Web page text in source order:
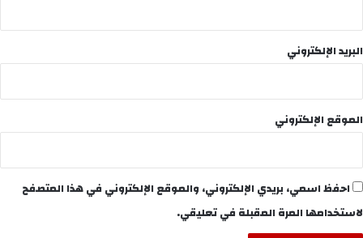
البريد الإلكتروني
الموقع الإلكتروني
احفظ اسمي، بريدي الإلكتروني، والموقع الإلكتروني في هذا المتصفح
لاستخدامها المرة المقبلة في تعليقي.